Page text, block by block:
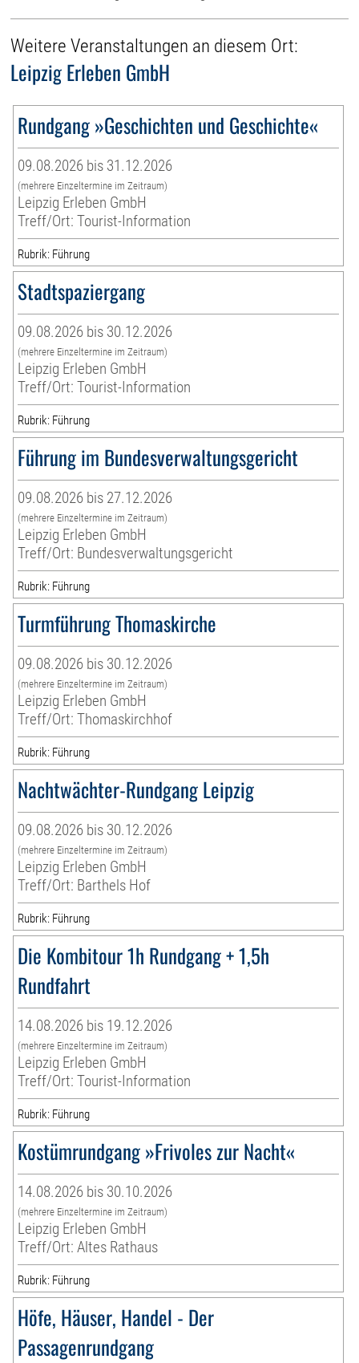
Weitere Veranstaltungen an diesem Ort:
Leipzig Erleben GmbH
Rundgang »Geschichten und Geschichte«
09.08.2026 bis 31.12.2026
(mehrere Einzeltermine im Zeitraum)
Leipzig Erleben GmbH
Treff/Ort: Tourist-Information
Rubrik: Führung
Stadtspaziergang
09.08.2026 bis 30.12.2026
(mehrere Einzeltermine im Zeitraum)
Leipzig Erleben GmbH
Treff/Ort: Tourist-Information
Rubrik: Führung
Führung im Bundesverwaltungsgericht
09.08.2026 bis 27.12.2026
(mehrere Einzeltermine im Zeitraum)
Leipzig Erleben GmbH
Treff/Ort: Bundesverwaltungsgericht
Rubrik: Führung
Turmführung Thomaskirche
09.08.2026 bis 30.12.2026
(mehrere Einzeltermine im Zeitraum)
Leipzig Erleben GmbH
Treff/Ort: Thomaskirchhof
Rubrik: Führung
Nachtwächter-Rundgang Leipzig
09.08.2026 bis 30.12.2026
(mehrere Einzeltermine im Zeitraum)
Leipzig Erleben GmbH
Treff/Ort: Barthels Hof
Rubrik: Führung
Die Kombitour 1h Rundgang + 1,5h
Rundfahrt
14.08.2026 bis 19.12.2026
(mehrere Einzeltermine im Zeitraum)
Leipzig Erleben GmbH
Treff/Ort: Tourist-Information
Rubrik: Führung
Kostümrundgang »Frivoles zur Nacht«
14.08.2026 bis 30.10.2026
(mehrere Einzeltermine im Zeitraum)
Leipzig Erleben GmbH
Treff/Ort: Altes Rathaus
Rubrik: Führung
Höfe, Häuser, Handel - Der
Passagenrundgang